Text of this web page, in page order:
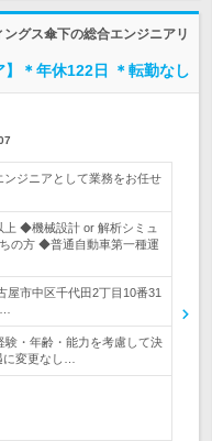
グス傘下の総合エンジニアリ
＊年休122日 ＊転勤なし
ジニアとして業務をお任せ
上 ◆機械設計 or 解析シミュ
の方 ◆普通自動車第一種運
市中区千代田2丁目10番31
験・年齢・能力を考慮して決
変更なし…